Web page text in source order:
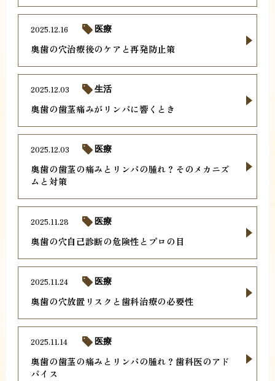
奥歯の穴治療後のケアと再発防止策
2025.12.16 医療
奥歯の歯茎痛みがリンパに響くとき
2025.12.03 生活
奥歯の歯茎の痛みとリンパの腫れ？そのメカニズ
ムと対策
2025.12.03 医療
奥歯の穴自己診断の危険性とプロの目
2025.11.28 医療
奥歯の穴放置リスクと歯科治療の必要性
2025.11.24 医療
奥歯の歯茎の痛みとリンパの腫れ？歯科医のアド
バイス
2025.11.14 医療